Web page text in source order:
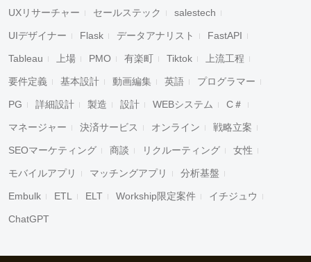
UXリサーチャー セールステック salestech
UIデザイナー Flask データアナリスト FastAPI
Tableau 上場 PMO 有楽町 Tiktok 上流工程
要件定義 基本設計 動画編集 英語 プログラマー
PG 詳細設計 製造 設計 WEBシステム C＃
マネージャー 決済サービス オンライン 戦略立案
SEOマーケティング 商談 リクルーティング 女性
モバイルアプリ マッチングアプリ 分析基盤
Embulk ETL ELT Workship限定案件 イチジュウ
ChatGPT